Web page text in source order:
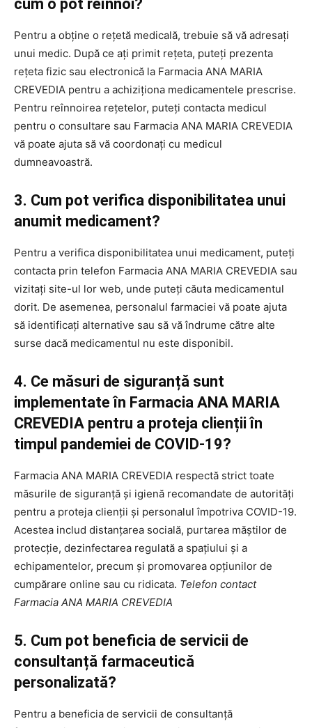
cum o pot reînnoi?
Pentru a obține o rețetă medicală, trebuie să vă adresați
unui medic. După ce ați primit rețeta, puteți prezenta
rețeta fizic sau electronică la Farmacia ANA MARIA
CREVEDIA pentru a achiziționa medicamentele prescrise.
Pentru reînnoirea rețetelor, puteți contacta medicul
pentru o consultare sau Farmacia ANA MARIA CREVEDIA
vă poate ajuta să vă coordonați cu medicul
dumneavoastră.
3. Cum pot verifica disponibilitatea unui
anumit medicament?
Pentru a verifica disponibilitatea unui medicament, puteți
contacta prin telefon Farmacia ANA MARIA CREVEDIA sau
vizitați site-ul lor web, unde puteți căuta medicamentul
dorit. De asemenea, personalul farmaciei vă poate ajuta
să identificați alternative sau să vă îndrume către alte
surse dacă medicamentul nu este disponibil.
4. Ce măsuri de siguranță sunt
implementate în Farmacia ANA MARIA
CREVEDIA pentru a proteja clienții în
timpul pandemiei de COVID-19?
Farmacia ANA MARIA CREVEDIA respectă strict toate
măsurile de siguranță și igienă recomandate de autorități
pentru a proteja clienții și personalul împotriva COVID-19.
Acestea includ distanțarea socială, purtarea măștilor de
protecție, dezinfectarea regulată a spațiului și a
echipamentelor, precum și promovarea opțiunilor de
cumpărare online sau cu ridicata. Telefon contact
Farmacia ANA MARIA CREVEDIA
5. Cum pot beneficia de servicii de
consultanță farmaceutică
personalizată?
Pentru a beneficia de servicii de consultanță